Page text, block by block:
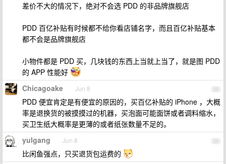
差价不大的情况下，绝对不会选 PDD 的非品牌旗舰店
PDD 百亿补贴有时候都不给你看店铺名字，而且百亿补贴基本
都不会是品牌旗舰店
小物件都是 PDD 买，几块钱的东西上当就上当了，就是图 PDD
的 APP 性能好
25
Chicagoake Jun 8
PDD 便宜肯定是有便宜的原因的，买百亿补贴的 iPhone ，大概
率是退换货的被摸摸过的机器，买泡面可能面饼或者调料缩水，
买卫生纸大概率是更薄的或者纸张数量不足的。
26
yulgang Jun 8
比闲鱼强点，只买退货包运费的